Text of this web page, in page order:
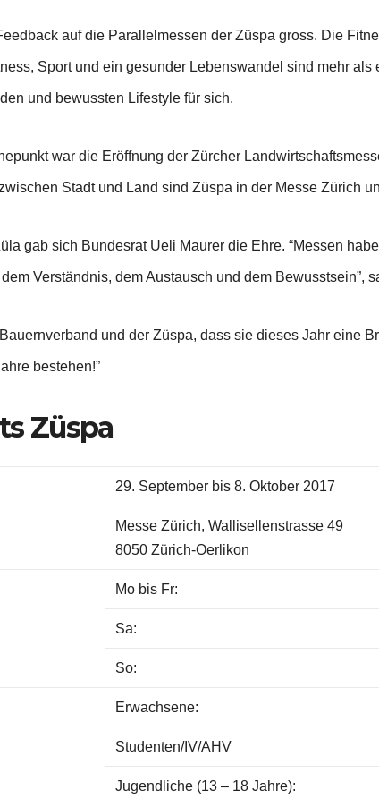
auf die Parallelmessen der Züspa gross. Die
Sport und ein gesunder Lebenswandel sind mehr
und bewussten Lifestyle für sich.
war die Eröffnung der Zürcher
Stadt und Land sind Züspa in der Messe Zürich
gab sich Bundesrat Ueli Maurer die Ehre. “Messen
Verständnis, dem Austausch und dem Bewusstsein”,
und der Züspa, dass sie dieses Jahr eine
bestehen!”
Züspa
29. September bis 8. Oktober 2017
Messe Zürich, Wallisellenstrasse 49
8050 Zürich-Oerlikon
Mo bis Fr:
Sa:
So:
Erwachsene:
Studenten/IV/AHV
Jugendliche (13 – 18 Jahre):